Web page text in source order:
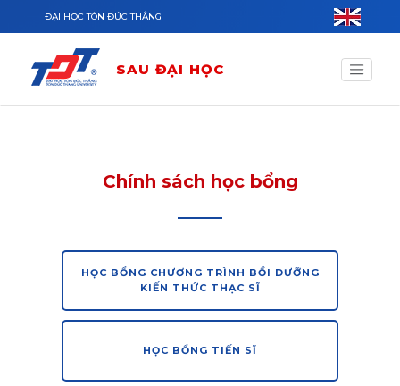
Nhảy đến nội dung
ĐẠI HỌC TÔN ĐỨC THẮNG
SAU ĐẠI HỌC
Chính sách học bổng
HỌC BỔNG CHƯƠNG TRÌNH BỒI DƯỠNG
KIẾN THỨC THẠC SĨ
HỌC BỔNG TIẾN SĨ